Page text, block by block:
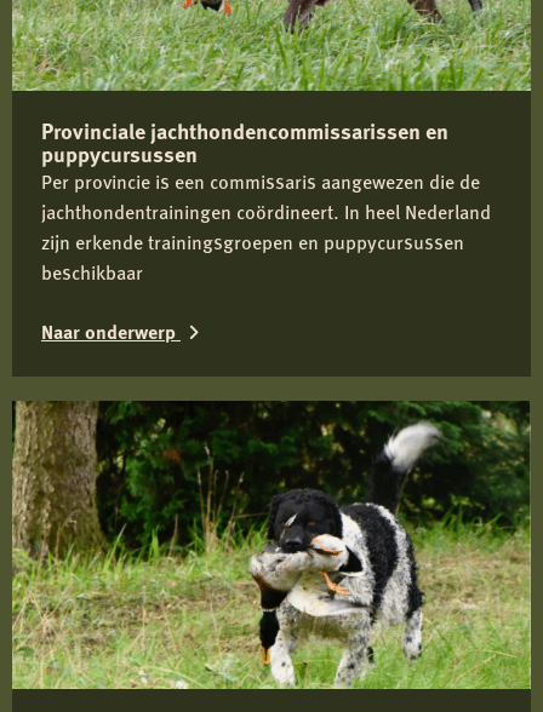
Provinciale jachthondencommissarissen en
puppycursussen
Per provincie is een commissaris aangewezen die de
jachthondentrainingen coördineert. In heel Nederland
zijn erkende trainingsgroepen en puppycursussen
beschikbaar
Naar onderwerp
meer
over
Provinciale
jachthondencommissarissen
en
puppycursussen